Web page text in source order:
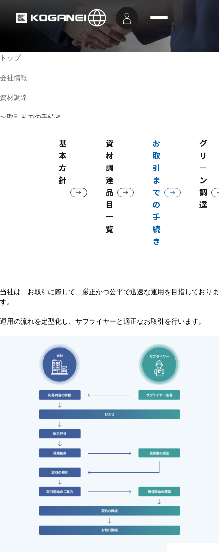
トップ
会社情報
資材調達
お取引までの手続き
基
本
方
針
資
材
調
達
品
目
一
覧
お
取
引
ま
で
の
手
続
き
グ
リ
ー
ン
調
達
当社は、お取引に際して、厳正かつ公平で迅速な運用を目指しておりま
す。
運用の流れを定型化し、サプライヤーと適正なお取引を行います。